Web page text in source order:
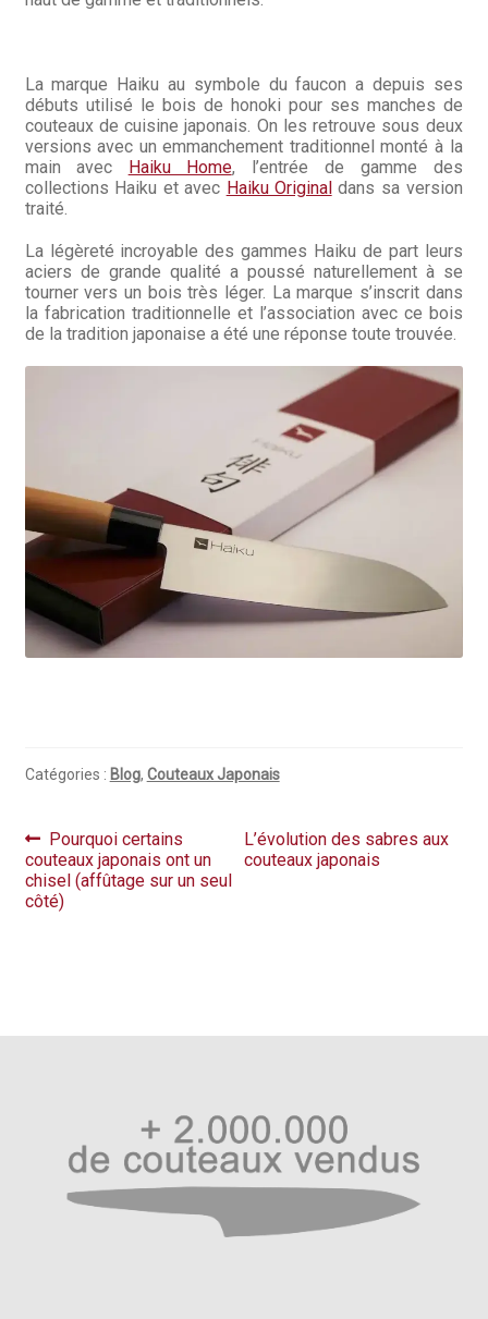
La marque Haiku au symbole du faucon a depuis ses
débuts utilisé le bois de honoki pour ses manches de
couteaux de cuisine japonais. On les retrouve sous deux
versions avec un emmanchement traditionnel monté à la
main avec Haiku Home, l’entrée de gamme des
collections Haiku et avec Haiku Originaldans sa version
traité.
La légèreté incroyable des gammes Haiku de part leurs
aciers de grande qualité a poussé naturellement à se
tourner vers un bois très léger. La marque s’inscrit dans
la fabrication traditionnelle et l’association avec ce bois
de la tradition japonaise a été une réponse toute trouvée.
Catégories : Blog, Couteaux Japonais
Navigation
de
l’article
Article
précédent :
Pourquoi certains
couteaux japonais ont un
chisel (affûtage sur un seul
côté)
Article
suivant :
L’évolution des sabres aux
couteaux japonais